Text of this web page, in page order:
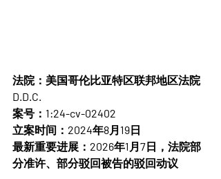
法院：美国哥伦比亚特区联邦地区法院
D.D.C.
案号：1:24-cv-02402
立案时间：2024年8月19日
最新重要进展：2026年1月7日，法院部
分准许、部分驳回被告的驳回动议